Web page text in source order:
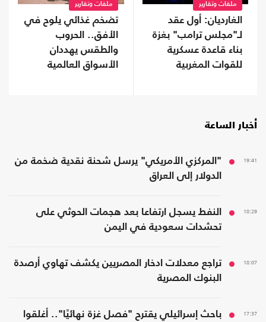
ملفات وتقارير
الغارديان: أول عقد
لـ"مجلس ترامب" بغزة
بناء قاعدة عسكرية
للقوات المغربية
ملفات وتقارير
تضخم غذائي يلوح في
الأفق.. الحروب
والطقس يهددان
الأسواق العالمية
أخبار الساعة
19:41
"المركزي الأمريكي" يرسل شحنة نقدية ضخمة من
الدولار إلى العراق
18:29
النفط يسجل ارتفاعا بعد هجمات الحوثي على
تحشدات سعودية في اليمن
18:07
تراجع معدلات ادخار المصريين يكشف تهاوي أرصدة
البنوك المصرية
17:37
باحث إسرائيلي يقترح "فصل غزة نهائيًا".. أغلقوا